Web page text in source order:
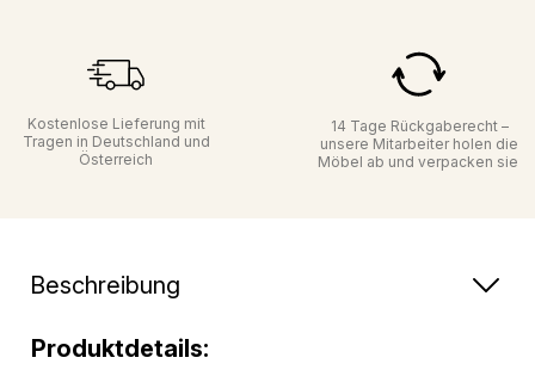
Kostenlose Lieferung mit
Tragen in Deutschland und
Österreich
14 Tage Rückgaberecht –
unsere Mitarbeiter holen die
Möbel ab und verpacken sie
Beschreibung
Produktdetails: